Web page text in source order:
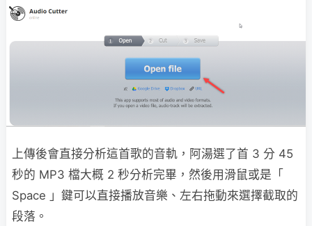
上傳後會直接分析這首歌的音軌，阿湯選了首 3 分 45
秒的 MP3 檔大概 2 秒分析完畢，然後用滑鼠或是「
Space 」鍵可以直接播放音樂、左右拖動來選擇截取的
段落。